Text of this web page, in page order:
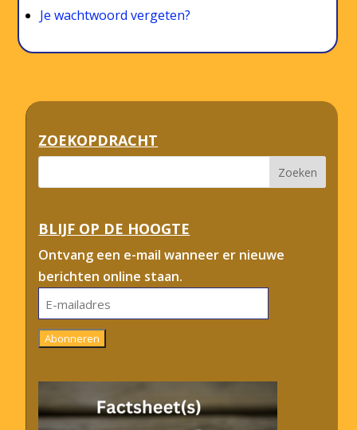
Je wachtwoord vergeten?
ZOEKOPDRACHT
BLIJF OP DE HOOGTE
Ontvang een e-mail wanneer er nieuwe
berichten online staan.
E-
mailadres
Abonneren